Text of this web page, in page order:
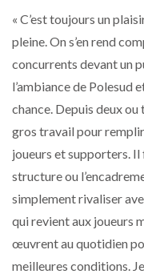
« C’est toujours un
pleine. On s’en rend
concurrents devant un
l’ambiance de Polesud
chance. Depuis deux
gros travail pour
joueurs et supporters.
structure ou
simplement rivaliser
qui revient aux joueurs
œuvrent au quotidien
meilleures conditions.